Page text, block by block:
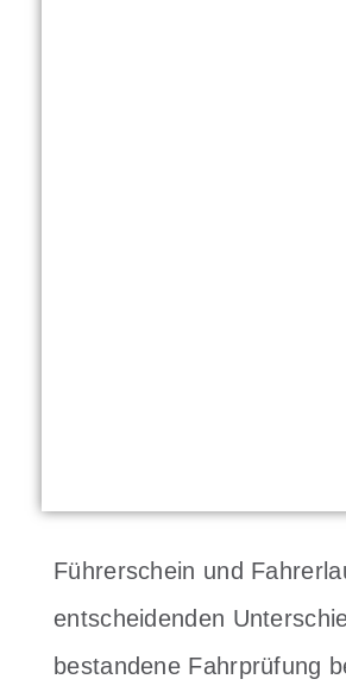
Führerschein und
entscheidenden
bestandene Fahrprüfung